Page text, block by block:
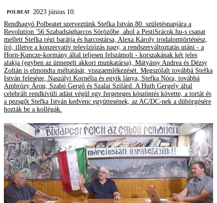
‎POLBEAT 2023 június 10.
Rendhagyó Polbeatet szerveztünk Stefka István 80. születésnapjára a
Revolution '56 Szabadságharcos Sörözőbe, ahol a PestiSrácok.hu-s csapat
mellett Stefka régi barátja és harcostársa, Alexa Károly irodalomtörténész,
író, illetve a konzervatív televíziózás nagy, a rendszerváltoztatás utáni - a
Horn-Kuncze-kormány által teljesen felszámolt - korszakának két jeles
alakja (egyben az ünnepelt akkori munkatársa), Mátyássy Andrea és Dézsy
Zoltán is elmondta méltatását, visszaemlékezését. Megszólalt továbbá Stefka
István felesége, Naszályi Kornélia és egyik lánya, Stefka Nóra, továbbá
Ambrózy Áron, Szabó Gergő és Szalai Szilárd. A Huth Gergely által
celebrált rendkívüli adást végül egy fergeteges köszöntés követte, a tortát és
a pezsgőt Stefka István kedvenc együttesének, az AC/DC-nek a dübörgésére
hozták be a kollégák.